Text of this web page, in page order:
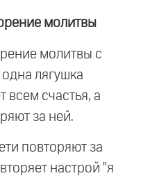
молитвы
молитвы с
лягушка
всем счастья, а
за ней.
повторяют за
настрой "я